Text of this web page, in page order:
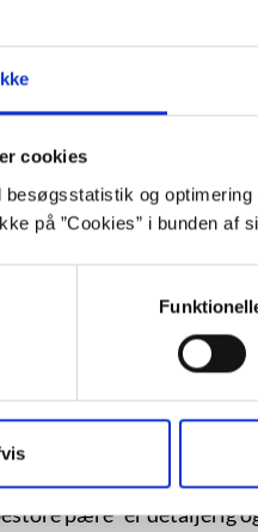
cookies
besøgsstatistik og
på ”Cookies” i bunden af
blev i februar 2013
i det lille samfund
kat Mitcho og hans
Mimbo Jimbo og
fra 2009.
med et brev og et
borgmester i Solby,
i ”Da Lille Madsens hus
problem – med
den kæmpestore
Glykose afsted mod
pære” er detaljerig